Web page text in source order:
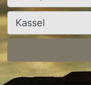
Ort, Stadt